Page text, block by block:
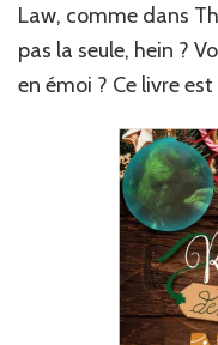
Law, comme dans
pas la seule, hein ?
en émoi ? Ce livre